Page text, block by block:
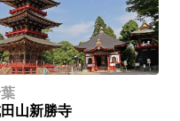
山新勝寺